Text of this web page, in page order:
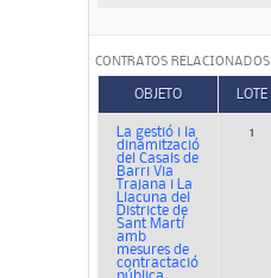
CONTRATOS RELACIONADOS
OBJETO LOTE
La gestió i la
dinamització
del Casals de
Barri Via
Trajana i La
Llacuna del
Districte de
Sant Martí
amb
mesures de
contractació
1